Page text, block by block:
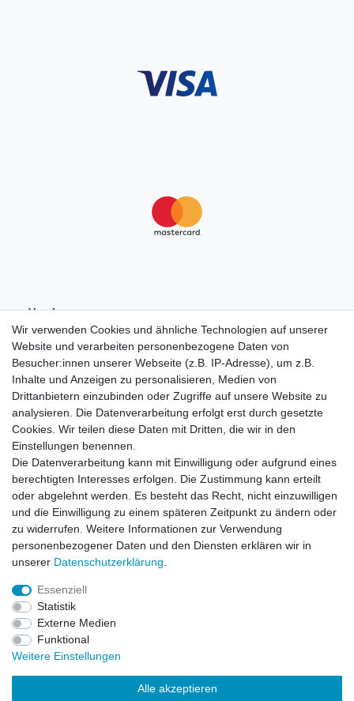
Vorab-
Überweisung
Daten­schutz­erklärung
Wir verwenden Cookies und ähnliche Technologien auf unserer
Website und verarbeiten personenbezogene Daten von
Besucher:innen unserer Webseite (z.B. IP-Adresse), um z.B.
Inhalte und Anzeigen zu personalisieren, Medien von
Drittanbietern einzubinden oder Zugriffe auf unsere Website zu
analysieren. Die Datenverarbeitung erfolgt erst durch gesetzte
Cookies. Wir teilen diese Daten mit Dritten, die wir in den
Einstellungen benennen.
Die Datenverarbeitung kann mit Einwilligung oder aufgrund eines
berechtigten Interesses erfolgen. Die Zustimmung kann erteilt
oder abgelehnt werden. Es besteht das Recht, nicht einzuwilligen
und die Einwilligung zu einem späteren Zeitpunkt zu ändern oder
zu widerrufen. Weitere Informationen zur Verwendung
personenbezogener Daten und den Diensten erklären wir in
unserer Daten­schutz­erklärung
Essenziell
Statistik
Externe Medien
Funktional
Weitere Einstellungen
Alle akzeptieren